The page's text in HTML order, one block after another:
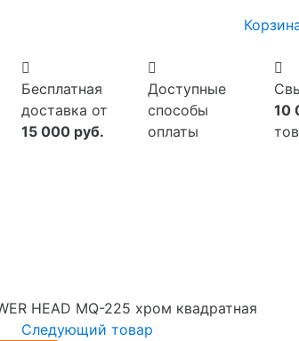
Бесплатная
доставка от
15 000 руб.
Доступные
способы
оплаты
10
HEAD MQ-225 хром квадратная
Следующий товар